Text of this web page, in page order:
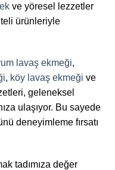
ve yöresel lezzetler
ürünleriyle
lavaş ekmeği,
, köy lavaş ekmeği ve
geleneksel
ulaşıyor. Bu sayede
deneyimleme fırsatı
tadımıza değer